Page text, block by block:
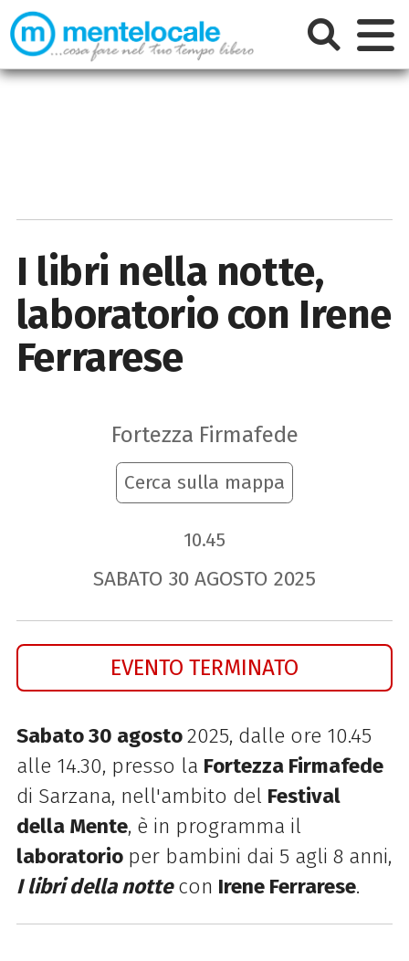
I libri nella notte,
laboratorio con Irene
Ferrarese
Fortezza Firmafede
Cerca sulla mappa
10.45
SABATO 30 AGOSTO 2025
EVENTO TERMINATO
Sabato 30 agosto2025, dalle ore 10.45
alle 14.30, presso la Fortezza Firmafede
di Sarzana, nell'ambito del Festival
della Mente, è in programma il
laboratorio per bambini dai 5 agli 8 anni,
I libri della nottecon Irene Ferrarese.